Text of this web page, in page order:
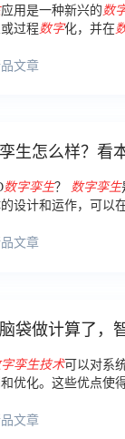
应用是一种新兴的 数
过程数字化，并在
文章
生怎么样？看
数字孪生？ 数字孪生
设计和运作，可以
体的形态和运作方式
文章
袋做计算了，
孪生技术可以对系
优化。这些优点使
用于工厂的生产和
文章